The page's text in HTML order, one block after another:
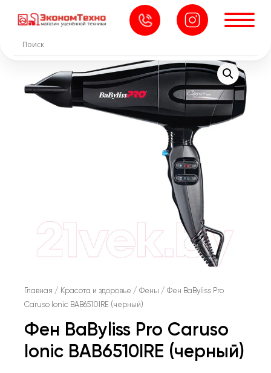
Главная / Красота и здоровье / Фены / Фен BaByliss Pro
Caruso Ionic BAB6510IRE (черный)
Фен BaByliss Pro Caruso
Ionic BAB6510IRE (черный)